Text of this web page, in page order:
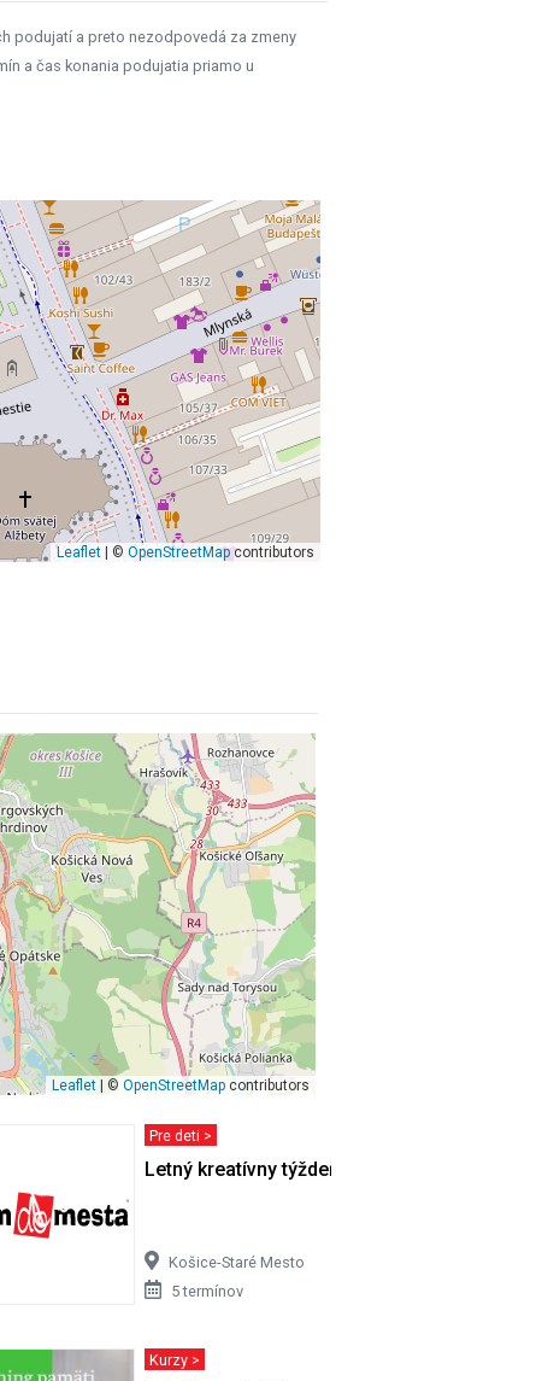
podujatí a preto nezodpovedá za zmeny
a čas konania podujatia priamo u
Leaflet| © OpenStreetMapcontributors
Leaflet | ©OpenStreetMap contributors
Pre deti >
Letný kreatívny týždeň
Košice-Staré Mesto
5 termínov
Kurzy >